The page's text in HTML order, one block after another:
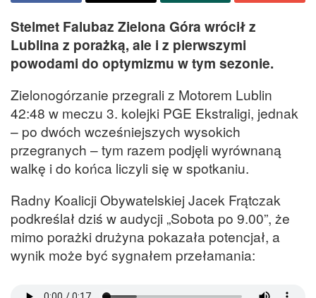
Stelmet Falubaz Zielona Góra wrócił z
Lublina z porażką, ale i z pierwszymi
powodami do optymizmu w tym sezonie.
Zielonogórzanie przegrali z Motorem Lublin
42:48 w meczu 3. kolejki PGE Ekstraligi, jednak
– po dwóch wcześniejszych wysokich
przegranych – tym razem podjęli wyrównaną
walkę i do końca liczyli się w spotkaniu.
Radny Koalicji Obywatelskiej Jacek Frątczak
podkreślał dziś w audycji „Sobota po 9.00”, że
mimo porażki drużyna pokazała potencjał, a
wynik może być sygnałem przełamania: